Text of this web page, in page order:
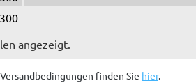
angezeigt.
finden Sie hier.